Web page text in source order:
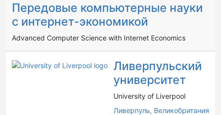
Передовые компьютерные науки
с интернет-экономикой
Advanced Computer Science with Internet Economics
Ливерпульский
университет
University of Liverpool
Ливерпуль, Великобритания